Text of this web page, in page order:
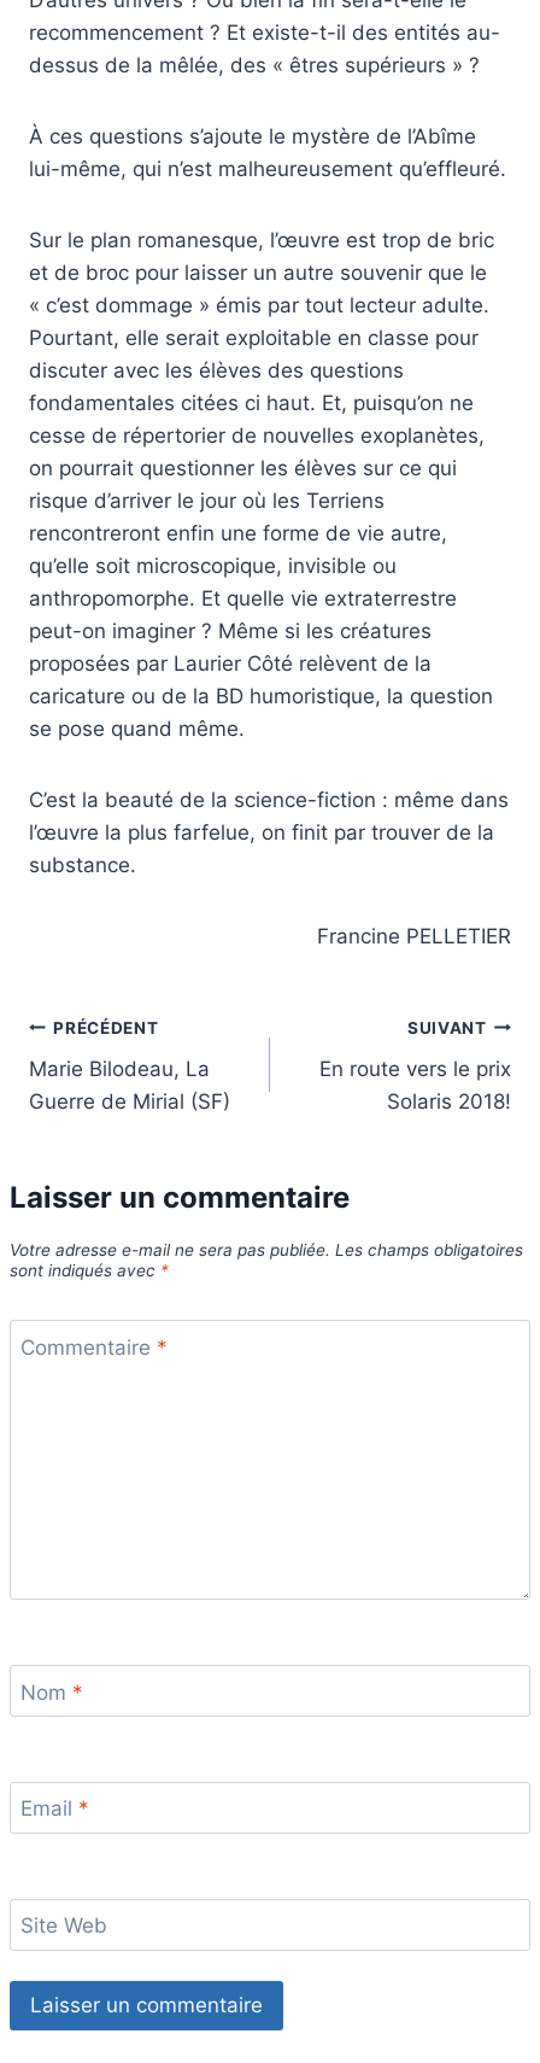
recommencement ? Et existe-t-il des entités au-
dessus de la mêlée, des « êtres supérieurs » ?
À ces questions s’ajoute le mystère de l’Abîme
lui-même, qui n’est malheureusement qu’effleuré.
Sur le plan romanesque, l’œuvre est trop de bric
et de broc pour laisser un autre souvenir que le
« c’est dommage » émis par tout lecteur adulte.
Pourtant, elle serait exploitable en classe pour
discuter avec les élèves des questions
fondamentales citées ci haut. Et, puisqu’on ne
cesse de répertorier de nouvelles exoplanètes,
on pourrait questionner les élèves sur ce qui
risque d’arriver le jour où les Terriens
rencontreront enfin une forme de vie autre,
qu’elle soit microscopique, invisible ou
anthropomorphe. Et quelle vie extraterrestre
peut-on imaginer ? Même si les créatures
proposées par Laurier Côté relèvent de la
caricature ou de la BD humoristique, la question
se pose quand même.
C’est la beauté de la science-fiction : même dans
l’œuvre la plus farfelue, on finit par trouver de la
substance.
Francine PELLETIER
Navigation
de
PRÉCÉDENT
Marie Bilodeau, La
Guerre de Mirial (SF)
SUIVANT
En route vers le prix
Solaris 2018!
Laisser un commentaire
Votre adresse e-mail ne sera pas publiée. Les champs obligatoires
sont indiqués avec *
Commentaire *
Nom *
Email *
Site Web